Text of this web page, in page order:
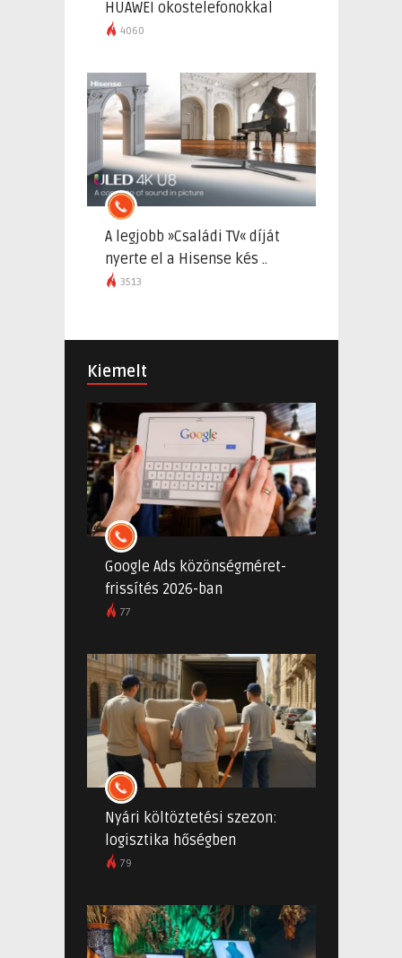
HUAWEI okostelefonokkal
4060
A legjobb »Családi TV« díját
nyerte el a Hisense kés ..
3513
Kiemelt
Google Ads közönségméret-
frissítés 2026-ban
77
Nyári költöztetési szezon:
logisztika hőségben
79